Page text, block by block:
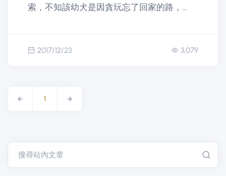
索，不知該幼犬是因貪玩忘了回家的路，...
2017/12/23 3,079
1
搜尋站內文章